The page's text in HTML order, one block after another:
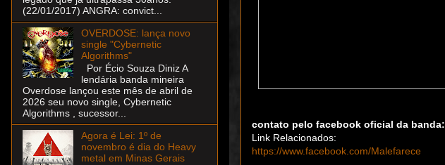
contato pelo facebook oficial da banda:
Link Relacionados:
https://www.facebook.com/Malefarece
(22/01/2017) ANGRA: convict...
OVERDOSE: lança novo
single "Cybernetic
Algorithms"
Por Écio Souza Diniz A
lendária banda mineira
Overdose lançou este mês de abril de
2026 seu novo single, Cybernetic
Algorithms , sucessor...
Agora é Lei: 1º de
novembro é dia do Heavy
metal em Minas Gerais